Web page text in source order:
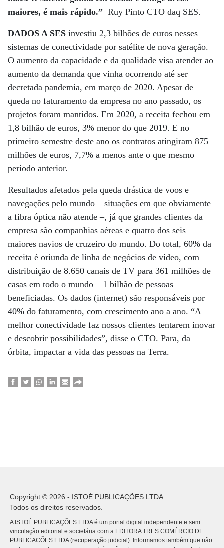
maiores, é mais rápido.” Ruy Pinto CTO daq SES.
DADOS A SES investiu 2,3 bilhões de euros nesses
sistemas de conectividade por satélite de nova geração.
O aumento da capacidade e da qualidade visa atender ao
aumento da demanda que vinha ocorrendo até ser
decretada pandemia, em março de 2020. Apesar de
queda no faturamento da empresa no ano passado, os
projetos foram mantidos. Em 2020, a receita fechou em
1,8 bilhão de euros, 3% menor do que 2019. E no
primeiro semestre deste ano os contratos atingiram 875
milhões de euros, 7,7% a menos ante o que mesmo
período anterior.
Resultados afetados pela queda drástica de voos e
navegações pelo mundo – situações em que obviamente
a fibra óptica não atende –, já que grandes clientes da
empresa são companhias aéreas e quatro dos seis
maiores navios de cruzeiro do mundo. Do total, 60% da
receita é oriunda de linha de negócios de vídeo, com
distribuição de 8.650 canais de TV para 361 milhões de
casas em todo o mundo – 1 bilhão de pessoas
beneficiadas. Os dados (internet) são responsáveis por
40% do faturamento, com crescimento ano a ano. “A
melhor conectividade faz nossos clientes tentarem inovar
e descobrir possibilidades”, disse o CTO. Para, da
órbita, impactar a vida das pessoas na Terra.
Copyright © 2026 - ISTOÉ PUBLICAÇÕES LTDA
Todos os direitos reservados.
A ISTOÉ PUBLICAÇÕES LTDA é um portal digital independente e sem
vinculação editorial e societária com a EDITORA TRES COMÉRCIO DE
PUBLICACÕES LTDA (recuperação judicial). Informamos também que não